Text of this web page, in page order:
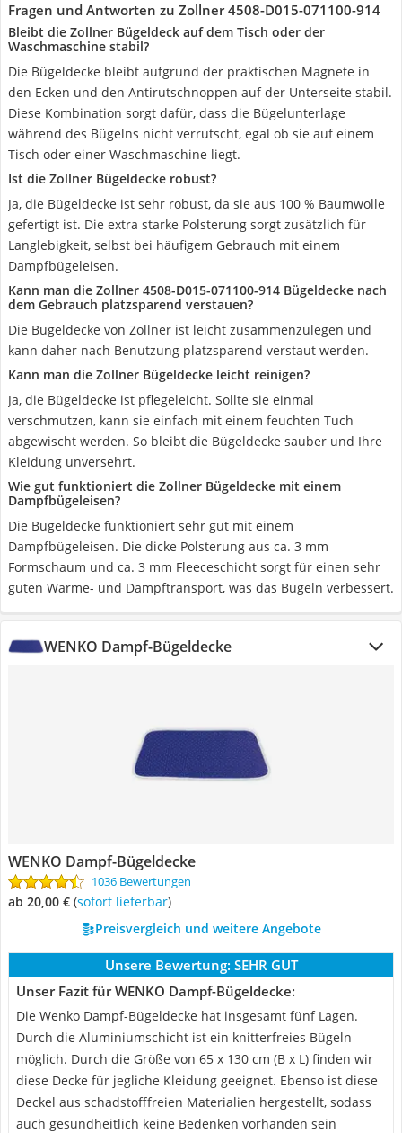
Fragen und Antworten zu Zollner 4508-D015-071100-914
Bleibt die Zollner Bügeldeck auf dem Tisch oder der
Waschmaschine stabil?
Die Bügeldecke bleibt aufgrund der praktischen Magnete in
den Ecken und den Antirutschnoppen auf der Unterseite stabil.
Diese Kombination sorgt dafür, dass die Bügelunterlage
während des Bügelns nicht verrutscht, egal ob sie auf einem
Tisch oder einer Waschmaschine liegt.
Ist die Zollner Bügeldecke robust?
Ja, die Bügeldecke ist sehr robust, da sie aus 100 % Baumwolle
gefertigt ist. Die extra starke Polsterung sorgt zusätzlich für
Langlebigkeit, selbst bei häufigem Gebrauch mit einem
Dampfbügeleisen.
Kann man die Zollner 4508-D015-071100-914 Bügeldecke nach
dem Gebrauch platzsparend verstauen?
Die Bügeldecke von Zollner ist leicht zusammenzulegen und
kann daher nach Benutzung platzsparend verstaut werden.
Kann man die Zollner Bügeldecke leicht reinigen?
Ja, die Bügeldecke ist pflegeleicht. Sollte sie einmal
verschmutzen, kann sie einfach mit einem feuchten Tuch
abgewischt werden. So bleibt die Bügeldecke sauber und Ihre
Kleidung unversehrt.
Wie gut funktioniert die Zollner Bügeldecke mit einem
Dampfbügeleisen?
Die Bügeldecke funktioniert sehr gut mit einem
Dampfbügeleisen. Die dicke Polsterung aus ca. 3 mm
Formschaum und ca. 3 mm Fleeceschicht sorgt für einen sehr
guten Wärme- und Dampftransport, was das Bügeln verbessert.
WENKO Dampf-Bügeldecke
WENKO Dampf-Bügeldecke
1036 Bewertungen
ab 20,00 € ( Sofort lieferbar)
Preisvergleich und weitere Angebote
Unsere Bewertung: SEHR GUT
Unser Fazit für WENKO Dampf-Bügeldecke:
Die Wenko Dampf-Bügeldecke hat insgesamt fünf Lagen.
Durch die Aluminiumschicht ist ein knitterfreies Bügeln
möglich. Durch die Größe von 65 x 130 cm (B x L) finden wir
diese Decke für jegliche Kleidung geeignet. Ebenso ist diese
Deckel aus schadstofffreien Materialien hergestellt, sodass
auch gesundheitlich keine Bedenken vorhanden sein